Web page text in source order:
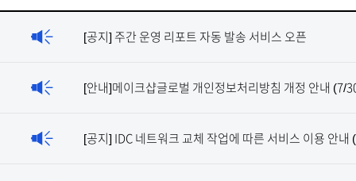
[공지] 주간 운영 리포트 자동 발송 서비스 오픈
[안내]메이크샵글로벌 개인정보처리방침 개정 안내 (7/
[공지] IDC 네트워크 교체 작업에 따른 서비스 이용 안내